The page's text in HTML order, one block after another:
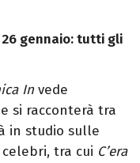
gennaio: tutti gli
Invede
si racconterà tra
in studio sulle
tra cui C’era